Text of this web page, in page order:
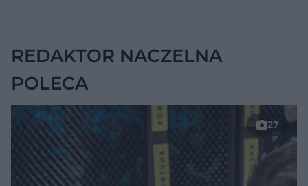
REDAKTOR NACZELNA
POLECA
27